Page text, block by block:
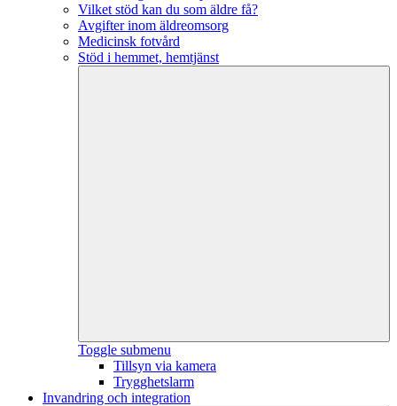
Vilket stöd kan du som äldre få?
Avgifter inom äldreomsorg
Medicinsk fotvård
Stöd i hemmet, hemtjänst
Toggle submenu
Tillsyn via kamera
Trygghetslarm
Invandring och integration